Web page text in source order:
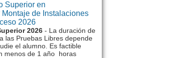
Superior en
Montaje de Instalaciones
2026
2026 - La duración de
las Pruebas Libres depende
el alumno. Es factible
menos de 1 año horas